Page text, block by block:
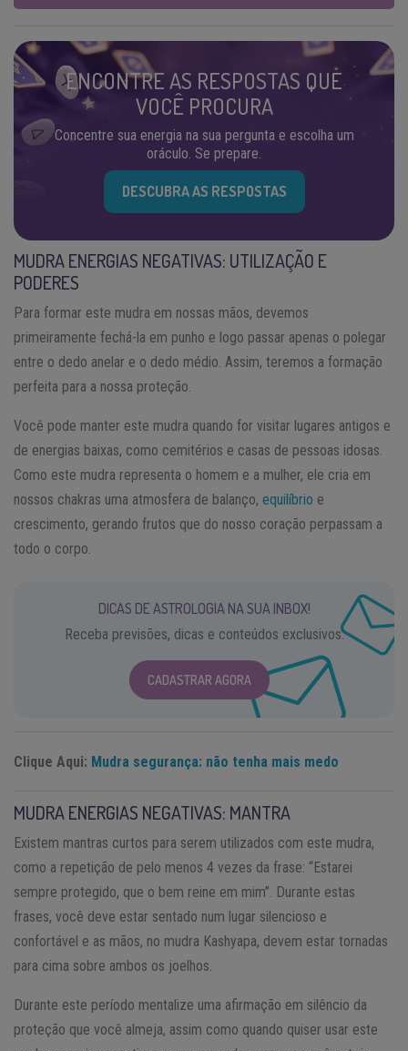
ENCONTRE AS RESPOSTAS QUE
VOCÊ PROCURA
Concentre sua energia na sua pergunta e escolha um
oráculo. Se prepare.
DESCUBRA AS RESPOSTAS
MUDRA ENERGIAS NEGATIVAS: UTILIZAÇÃO E
PODERES
Para formar este mudra em nossas mãos, devemos
primeiramente fechá-la em punho e logo passar apenas o polegar
entre o dedo anelar e o dedo médio. Assim, teremos a formação
perfeita para a nossa proteção.
Você pode manter este mudra quando for visitar lugares antigos e
de energias baixas, como cemitérios e casas de pessoas idosas.
Como este mudra representa o homem e a mulher, ele cria em
nossos chakras uma atmosfera de balanço, equilíbrio e
crescimento, gerando frutos que do nosso coração perpassam a
todo o corpo.
DICAS DE ASTROLOGIA NA SUA INBOX!
Receba previsões, dicas e conteúdos exclusivos.
CADASTRAR AGORA
Clique Aqui: Mudra segurança: não tenha mais medo
MUDRA ENERGIAS NEGATIVAS: MANTRA
Existem mantras curtos para serem utilizados com este mudra,
como a repetição de pelo menos 4 vezes da frase: “Estarei
sempre protegido, que o bem reine em mim”. Durante estas
frases, você deve estar sentado num lugar silencioso e
confortável e as mãos, no mudra Kashyapa, devem estar tornadas
para cima sobre ambos os joelhos.
Durante este período mentalize uma afirmação em silêncio da
proteção que você almeja, assim como quando quiser usar este